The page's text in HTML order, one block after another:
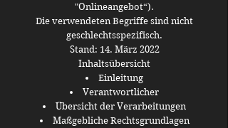
"Onlineangebot“).
Die verwendeten Begriffe sind nicht
geschlechtsspezifisch.
Stand: 14. März 2022
Inhaltsübersicht
Einleitung
Verantwortlicher
Übersicht der Verarbeitungen
Maßgebliche Rechtsgrundlagen